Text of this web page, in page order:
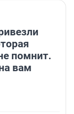
помнит.
вам